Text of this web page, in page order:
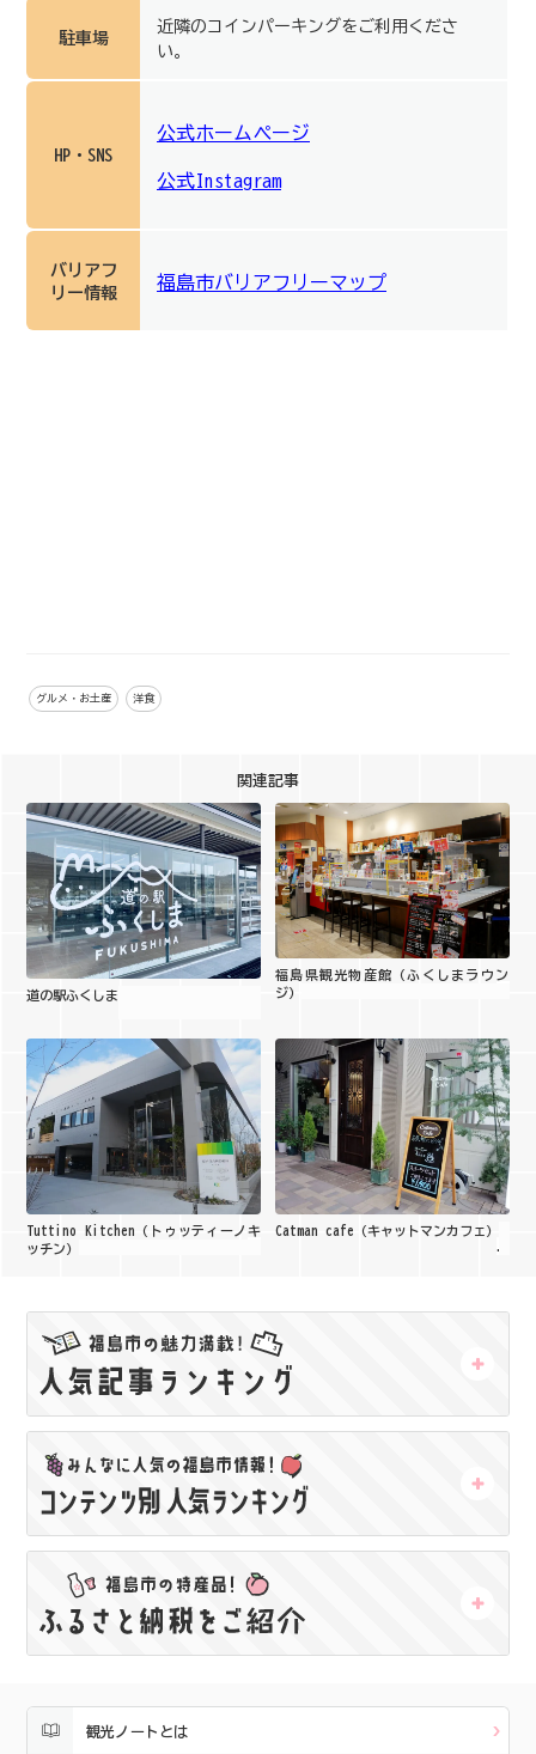
駐車場
近隣のコインパーキングをご利用くださ
い。
HP・SNS
公式ホームページ
公式Instagram
バリアフ
リー情報
福島市バリアフリーマップ
グルメ・お土産 洋食
関連記事
道の駅ふくしま
福島県観光物産館（ふくしまラウン
ジ）
Tuttino Kitchen（トゥッティーノキ
ッチン）
Catman cafe（キャットマンカフェ）
観光ノートとは